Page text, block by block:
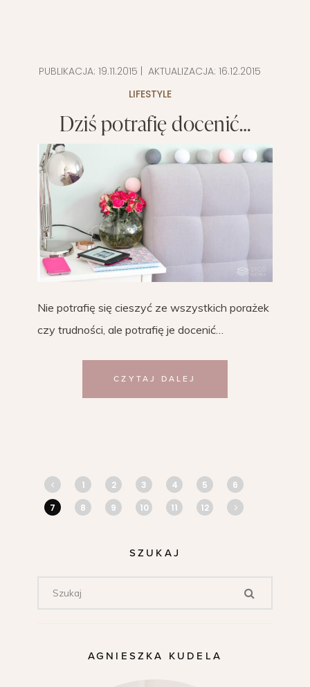
PUBLIKACJA: 19.11.2015 | AKTUALIZACJA: 16.12.2015
LIFESTYLE
Dziś potrafię docenić…
Nie potrafię się cieszyć ze wszystkich porażek
czy trudności, ale potrafię je docenić…
CZYTAJ DALEJ
1 2 3 4 5
6
7
8 9 10 11 12
SZUKAJ
AGNIESZKA KUDELA